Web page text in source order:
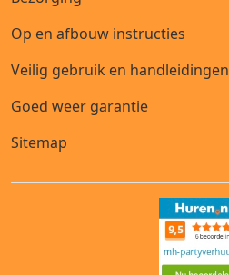
Op en afbouw instructies
Veilig gebruik en handleidingen
Goed weer garantie
Sitemap